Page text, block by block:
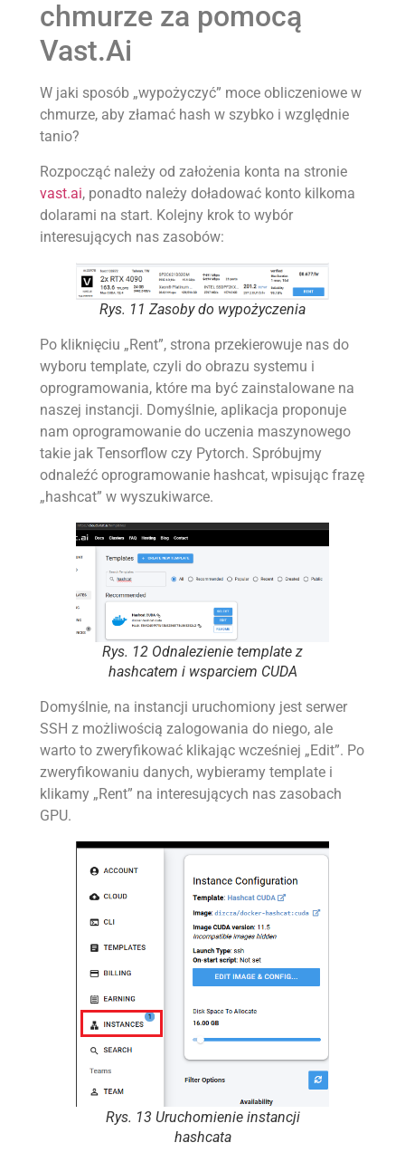
chmurze za pomocą
Vast.Ai
W jaki sposób „wypożyczyć” moce obliczeniowe w
chmurze, aby złamać hash w szybko i względnie
tanio?
Rozpocząć należy od założenia konta na stronie
vast.ai, ponadto należy doładować konto kilkoma
dolarami na start. Kolejny krok to wybór
interesujących nas zasobów:
Rys. 11 Zasoby do wypożyczenia
Po kliknięciu „Rent”, strona przekierowuje nas do
wyboru template, czyli do obrazu systemu i
oprogramowania, które ma być zainstalowane na
naszej instancji. Domyślnie, aplikacja proponuje
nam oprogramowanie do uczenia maszynowego
takie jak Tensorflow czy Pytorch. Spróbujmy
odnaleźć oprogramowanie hashcat, wpisując frazę
„hashcat” w wyszukiwarce.
Rys. 12 Odnalezienie template z
hashcatem i wsparciem CUDA
Domyślnie, na instancji uruchomiony jest serwer
SSH z możliwością zalogowania do niego, ale
warto to zweryfikować klikając wcześniej „Edit”. Po
zweryfikowaniu danych, wybieramy template i
klikamy „Rent” na interesujących nas zasobach
GPU.
Rys. 13 Uruchomienie instancji
hashcata